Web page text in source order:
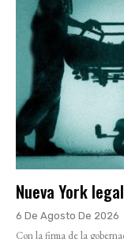
Nueva York
6 De Agosto De 2026
Con la firma de la